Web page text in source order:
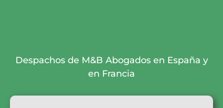
Despachos de M&B Abogados en España y
en Francia